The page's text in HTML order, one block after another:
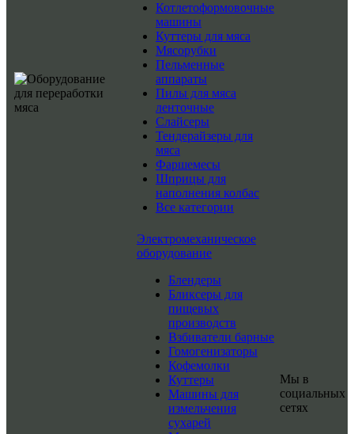
Котлетоформовочные
машины
Куттеры для мяса
Мясорубки
Пельменные
аппараты
Пилы для мяса
ленточные
Слайсеры
Тендерайзеры для
мяса
Фаршемесы
Шприцы для
наполнения колбас
Все категории
Электромеханическое
оборудование
Блендеры
Бликсеры для
пищевых
производств
Взбиватели барные
Гомогенизаторы
Кофемолки
Куттеры
Машины для
измельчения
сухарей
Мы в
социальных
сетях